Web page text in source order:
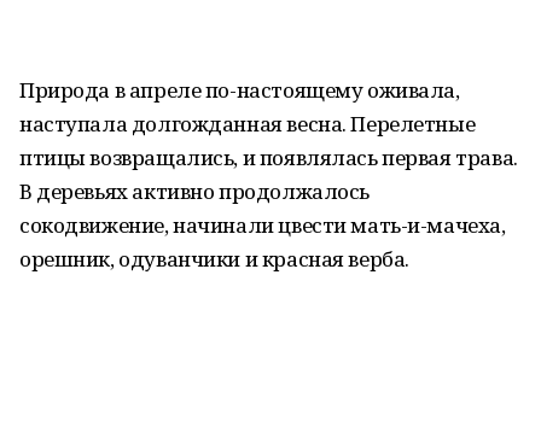
Природа в апреле по-настоящему оживала,
наступала долгожданная весна. Перелетные
птицы возвращались, и появлялась первая трава.
В деревьях активно продолжалось
сокодвижение, начинали цвести мать-и-мачеха,
орешник, одуванчики и красная верба.